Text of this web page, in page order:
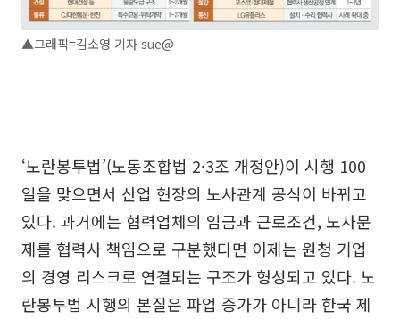
▲그래픽=김소영 기자 sue@
‘노란봉투법’(노동조합법 2·3조 개정안)이 시행 100
일을 맞으면서 산업 현장의 노사관계 공식이 바뀌고
있다. 과거에는 협력업체의 임금과 근로조건, 노사문
제를 협력사 책임으로 구분했다면 이제는 원청 기업
의 경영 리스크로 연결되는 구조가 형성되고 있다. 노
란봉투법 시행의 본질은 파업 증가가 아니라 한국 제